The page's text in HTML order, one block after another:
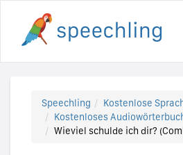
Speechling
Kostenlose
Kostenloses
Wieviel schulde ich dir?